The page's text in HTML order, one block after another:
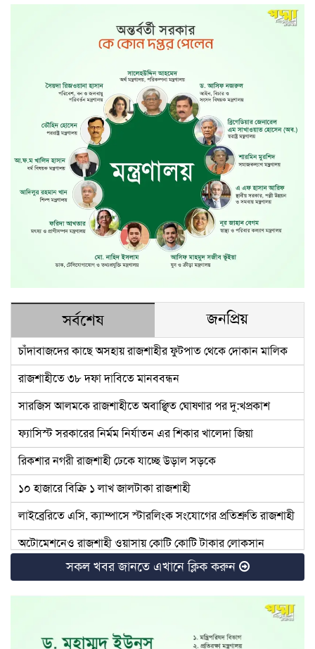
সর্বশেষ জনপ্রিয়
চাঁদাবাজদের কাছে অসহায় রাজশাহীর ফুটপাত থেকে দোকান মালিক
রাজশাহীতে ৩৮ দফা দাবিতে মানববন্ধন
সারজিস আলমকে রাজশাহীতে অবাঞ্ছিত ঘোষণার পর দু:খপ্রকাশ
ফ্যাসিস্ট সরকারের নির্মম নির্যাতন এর শিকার খালেদা জিয়া
রিকশার নগরী রাজশাহী ঢেকে যাচ্ছে উড়াল সড়কে
১০ হাজারে বিক্রি ১ লাখ জালটাকা রাজশাহী
লাইব্রেরিতে এসি, ক্যাম্পাসে স্টারলিংক সংযোগের প্রতিশ্রুতি রাজশাহী
অটোমেশনেও রাজশাহী ওয়াসায় কোটি কোটি টাকার লোকসান
রাজশাহীতে বিপিএল আয়োজন করতে কী কী উদ্যোগ নিচ্ছে বিসিবি
রাজশাহীতে টাইফয়েড টিকা ক্যাম্পেইন শুরু
সকল খবর জানতে এখানে ক্লিক করুন